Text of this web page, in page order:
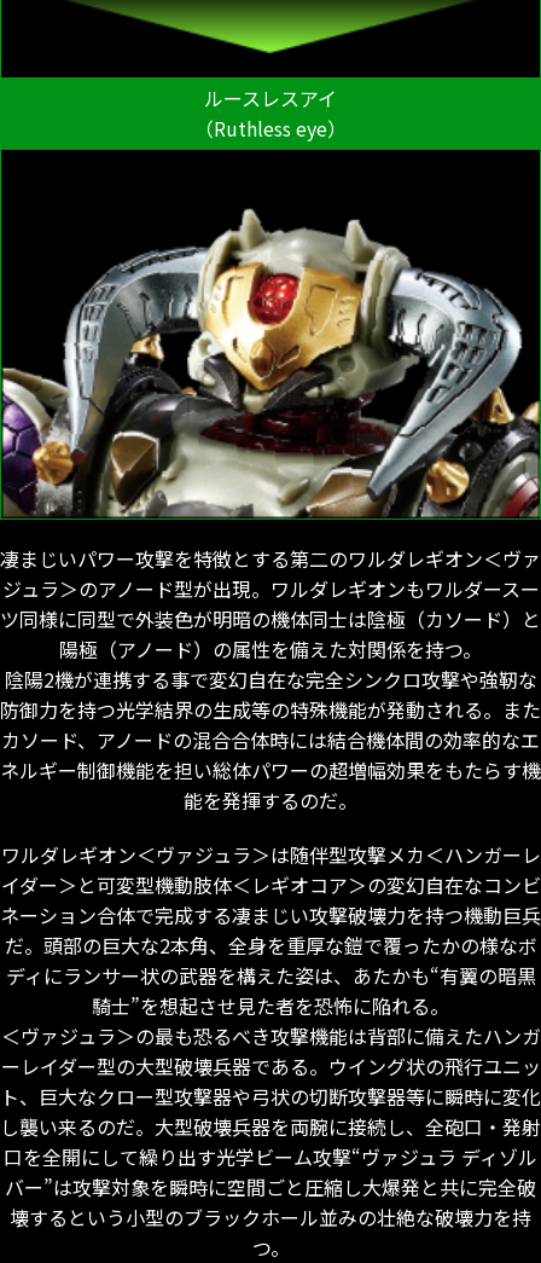
ルースレスアイ
（Ruthless eye）
凄まじいパワー攻撃を特徴とする第二のワルダレギオン＜ヴァ
ジュラ＞のアノード型が出現。ワルダレギオンもワルダースー
ツ同様に同型で外装色が明暗の機体同士は陰極（カソード）と
陽極（アノード）の属性を備えた対関係を持つ。
陰陽2機が連携する事で変幻自在な完全シンクロ攻撃や強靭な
防御力を持つ光学結界の生成等の特殊機能が発動される。また
カソード、アノードの混合合体時には結合機体間の効率的なエ
ネルギー制御機能を担い総体パワーの超増幅効果をもたらす機
能を発揮するのだ。
ワルダレギオン＜ヴァジュラ＞は随伴型攻撃メカ＜ハンガーレ
イダー＞と可変型機動肢体＜レギオコア＞の変幻自在なコンビ
ネーション合体で完成する凄まじい攻撃破壊力を持つ機動巨兵
だ。頭部の巨大な2本角、全身を重厚な鎧で覆ったかの様なボ
ディにランサー状の武器を構えた姿は、あたかも“有翼の暗黒
騎士”を想起させ見た者を恐怖に陥れる。
＜ヴァジュラ＞の最も恐るべき攻撃機能は背部に備えたハンガ
ーレイダー型の大型破壊兵器である。ウイング状の飛行ユニッ
ト、巨大なクロー型攻撃器や弓状の切断攻撃器等に瞬時に変化
し襲い来るのだ。大型破壊兵器を両腕に接続し、全砲口・発射
口を全開にして繰り出す光学ビーム攻撃“ヴァジュラ ディゾル
バー”は攻撃対象を瞬時に空間ごと圧縮し大爆発と共に完全破
壊するという小型のブラックホール並みの壮絶な破壊力を持
つ。